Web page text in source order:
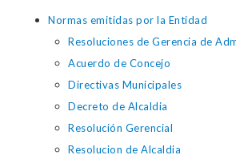
Normas emitidas por la Entidad
Resoluciones de Gerencia de
Acuerdo de Concejo
Directivas Municipales
Decreto de Alcaldia
Resolución Gerencial
Resolucion de Alcaldia